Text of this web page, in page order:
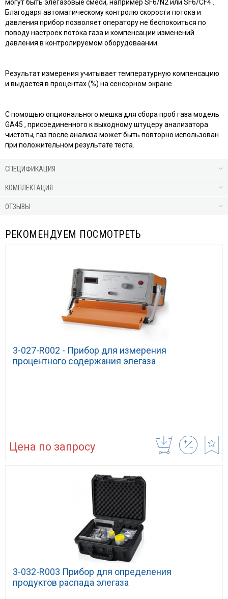
могут быть элегазовые смеси, например SF6/N2 или SF6/CF4 .
Благодаря автоматическому контролю скорости потока и
давления прибор позволяет оператору не беспокоиться по
поводу настроек потока газа и компенсации изменений
давления в контролируемом оборудоваании.
Результат измерения учитывает температурную компенсацию
и выдается в процентах (%) на сенсорном экране.
С помощью опционального мешка для сбора проб газа модель
GA45 , присоединенного к выходному штуцеру анализатора
чистоты, газ после анализа может быть повторно использован
при положительном результате теста.
СПЕЦИФИКАЦИЯ
КОМПЛЕКТАЦИЯ
ОТЗЫВЫ
РЕКОМЕНДУЕМ ПОСМОТРЕТЬ
3-027-R002 - Прибор для измерения
процентного содержания элегаза
Цена по запросу
3-032-R003 Прибор для определения
продуктов распада элегаза